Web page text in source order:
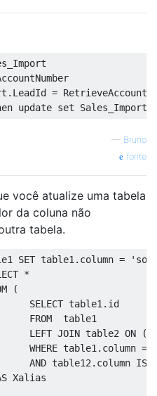
. LeadId =
update set Sales_Import
— Bruno
fonte
você atualize uma tabela
da coluna não
tabela.
SET table1 . column =
*
(
SELECT table1 . id
FROM
  table1
LEFT JOIN table2 ON (
WHERE table1 . column =
AND table12 . column IS
Xalias